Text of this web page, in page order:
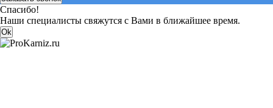
Спасибо!
Наши специалисты свяжутся с Вами в ближайшее время.
Ok